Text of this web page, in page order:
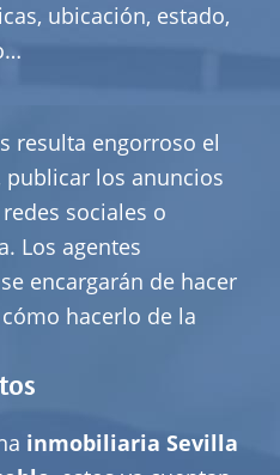
ubicación, estado,
resulta engorroso el
los anuncios
sociales o
Los agentes
encargarán de hacer
hacerlo de la
inmobiliaria Sevilla